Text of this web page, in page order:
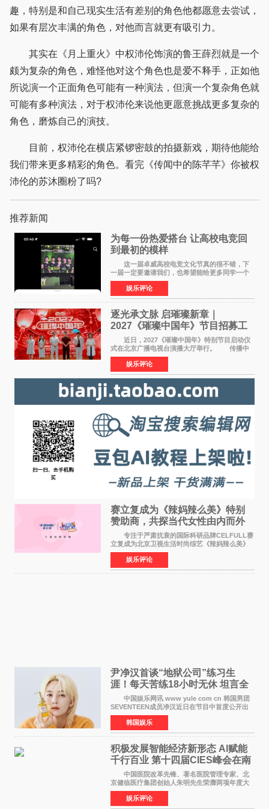
趣，特别是和自己现实生活有差别的角色他都愿意去尝试，
如果有层次丰满的角色，对他而言就更有吸引力。
其实在《月上重火》中权沛伦饰演的鲁王薛烈就是一个
颇为复杂的角色，难怪他对这个角色也是爱不释手，正如他
所说演一个正面角色可能有一种演法，但演一个复杂角色就
可能有多种演法，对于权沛伦来说他更愿意挑战更多复杂的
角色，磨炼自己的演技。
目前，权沛伦在横店紧锣密鼓的拍摄新戏，期待他能给
我们带来更多精彩的角色。看完《传闻中的陈芊芊》你被权
沛伦的苏沐圈粉了吗?
推荐新闻
为每一份热爱搭台 让高校电竞回
到最初的模样
这一届卓威高校电竞文化节真的很不错，下
一届一定要邀请我们，也希望能给更多同学一个
来到现场的机会。 2026卓威高校电竞文化节
已经落下帷幕，在活动结束后，仍有不少高校电
竞社负责人和现
娱乐评论
逐光承文脉 启璀璨新章｜
2027《璀璨中国年》节目招募工
作圆满启动
近日，2027《璀璨中国年》特别节目启动仪
式在北京广播电视台演播大厅举行。 传播中
华优秀传统文化，弘扬纯正国风艺术，打造高规
格、高质感、正能量的文艺盛典，是璀璨中国年
矢志不渝的初心
娱乐评论
赛立复成为《辣妈辣么美》特别
赞助商，共探当代女性由内而外
活力美
专注于严肃抗衰的国际科研品牌CELFULL赛
立复成为北京卫视生活时尚综艺《辣妈辣么美》
的特别赞助商,明星辣妈袁咏仪倾情参与，向广大
都市女性传递健康生活新主张，寄语当代女性在
家庭与自我之间
娱乐评论
尹净汉首谈“地狱公司”练习生
涯！每天苦练18小时无休 坦言全
靠成员撑过来
中国娱乐网讯 www yule com cn 韩国男团
SEVENTEEN成员净汉近日在节目中首度公开出
道前的残酷练习生经历，并提及经纪公司Pledis
娱乐，引发广泛关注。 在8月2日播出的日本
TBS综艺节目《周
韩国娱乐
积极发展智能经济新形态 Al赋能
千行百业 第十四届CIES峰会在南
京盛大召开
中国医院改革先锋、著名医院管理专家、北
京健临医疗集团创始人朱明先生荣膺两项年度大
奖 2026年7月31日，盛夏金陵，长江之畔，
以重落地·真务实·强链接为主题的2026&lsquo;人
工智能+&rsquo
娱乐评论